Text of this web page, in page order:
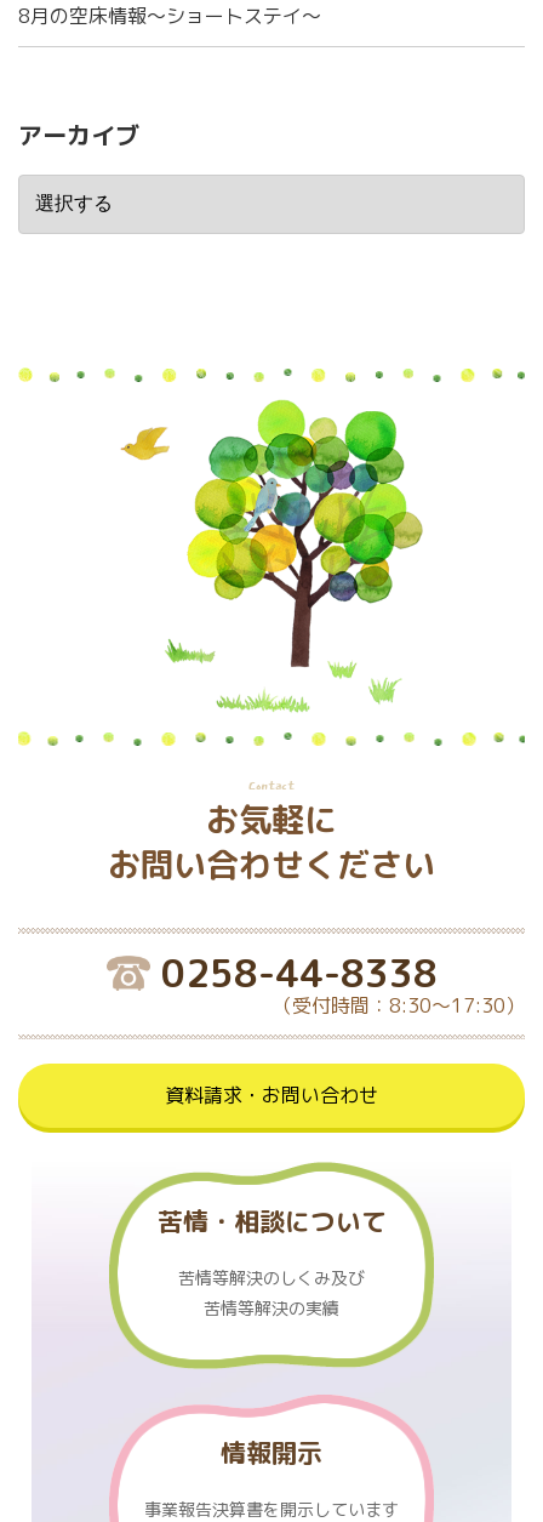
8月の空床情報～ショートステイ～
アーカイブ
Contact
お気軽に
お問い合わせください
0258-44-8338
（受付時間：8:30～17:30）
資料請求・お問い合わせ
苦情・相談について
苦情等解決のしくみ及び
苦情等解決の実績
情報開示
事業報告決算書を開示しています